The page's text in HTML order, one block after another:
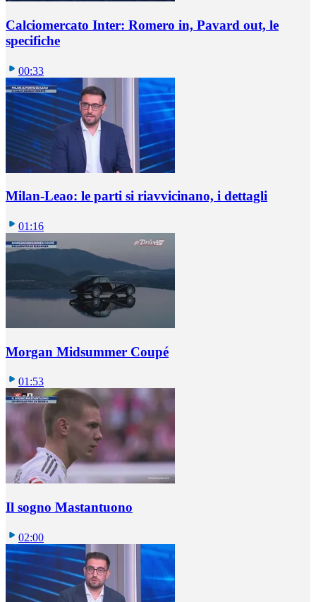
Calciomercato Inter: Romero in, Pavard out, le
specifiche
00:33
Milan-Leao: le parti si riavvicinano, i dettagli
01:16
Morgan Midsummer Coupé
01:53
Il sogno Mastantuono
02:00